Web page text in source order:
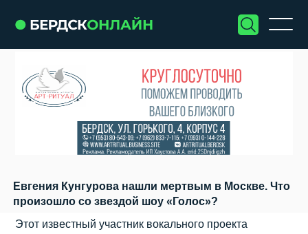
Евгения Кунгурова нашли мертвым в Москве. Что
произошло со звездой шоу «Голос»?
Этот известный участник вокального проекта